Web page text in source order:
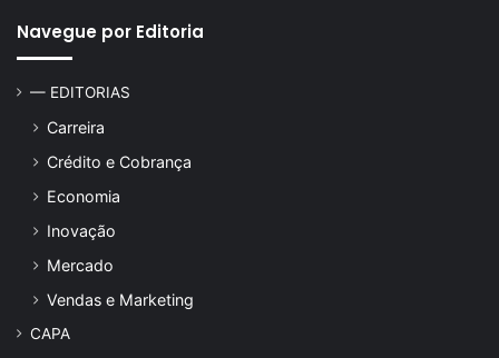
Navegue por Editoria
— EDITORIAS
Carreira
Crédito e Cobrança
Economia
Inovação
Mercado
Vendas e Marketing
CAPA